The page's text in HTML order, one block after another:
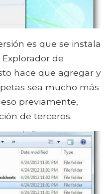
es que se instala
de
hace que agregar y
sea mucho más
previamente,
de terceros.